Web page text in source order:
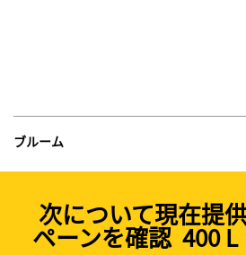
ブルーム
次について現在提
ペーンを確認 400 L